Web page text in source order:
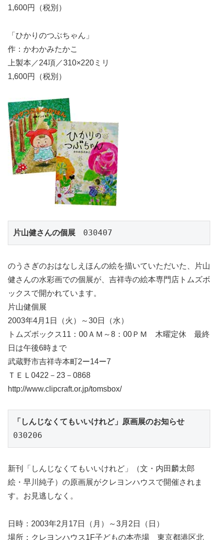
1,600円（税別）
「ひかりのつぶちゃん」
作：かわかみたかこ
上製本／24項／310×220ミリ
1,600円（税別）
片山健さんの個展 030407
のうさぎのおはなしえほんの絵を描いていただいた、片山
健さんの水彩画での個展が、吉祥寺の絵本専門店トムズボ
ックスで開かれています。
片山健個展
2003年4月1日（火）～30日（水）
トムズボックス11：00ＡＭ～8：00ＰＭ 木曜定休 最終
日は午後6時まで
武蔵野市吉祥寺本町2ー14ー7
ＴＥＬ0422－23－0868
http://www.clipcraft.or.jp/tomsbox/
「しんじなくてもいいけれど」原画展のお知らせ
030206
新刊「しんじなくてもいいけれど」（文・内田麟太郎
絵・早川純子）の原画展がクレヨンハウスで開催されま
す。お見逃しなく。
日時：2003年2月17日（月）～3月2日（日）
場所：クレヨンハウス1F子どもの本売場 東京都港区北